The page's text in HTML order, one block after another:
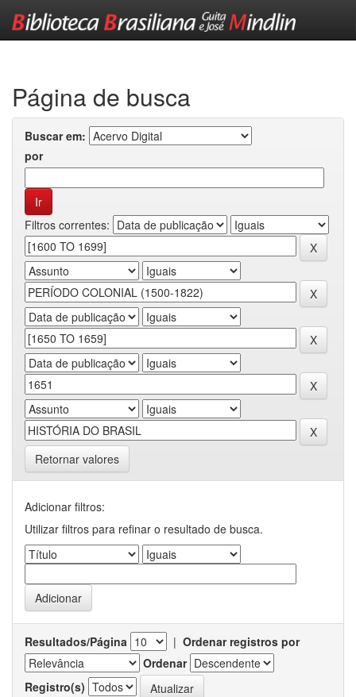
Página de busca
Buscar em:
por
Filtros correntes:
Retornar valores
Adicionar filtros:
Utilizar filtros para refinar o resultado de busca.
Resultados/Página | Ordenar registros por
Ordenar
Registro(s)